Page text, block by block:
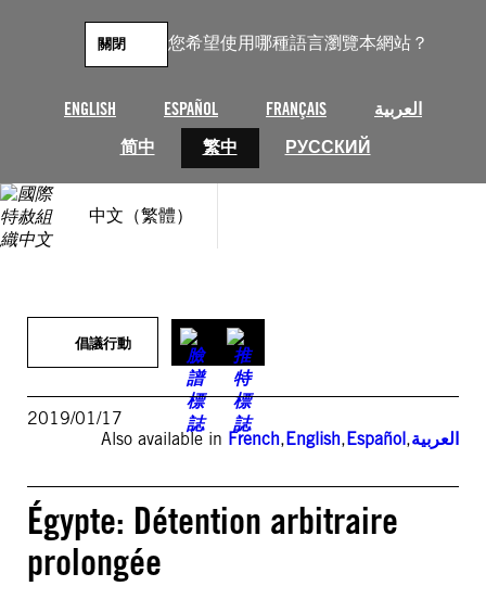
您希望使用哪種語言瀏覽本網站？
ENGLISH ESPAÑOL FRANÇAIS
العربية
简中
繁中 РУССКИЙ
關閉
中文（繁體）
倡議行動
2019/01/17
Also available in French,English,Español,العربية
Égypte: Détention arbitraire
prolongée